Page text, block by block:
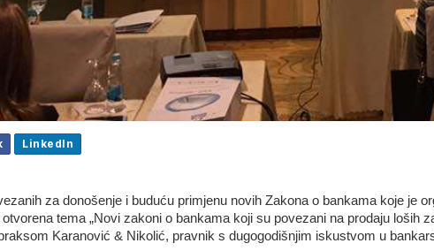
LinkedIn
za donošenje i buduću primjenu novih Zakona o bankama koje je
tema „Novi zakoni o bankama koji su povezani na prodaju loših
Karanović & Nikolić, pravnik s dugogodišnjim iskustvom u